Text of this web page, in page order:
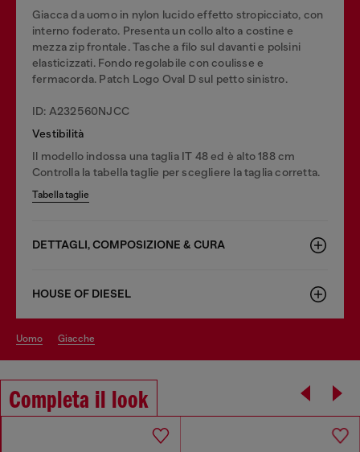
Giacca da uomo in nylon lucido effetto stropicciato, con
interno foderato. Presenta un collo alto a costine e
mezza zip frontale. Tasche a filo sul davanti e polsini
elasticizzati. Fondo regolabile con coulisse e
fermacorda. Patch Logo Oval D sul petto sinistro.
ID: A232560NJCC
Vestibilità
Il modello indossa una taglia IT 48 ed è alto 188 cm
Controlla la tabella taglie per scegliere la taglia corretta.
Tabella taglie
DETTAGLI, COMPOSIZIONE & CURA
HOUSE OF DIESEL
uomo giacche
Completa il look